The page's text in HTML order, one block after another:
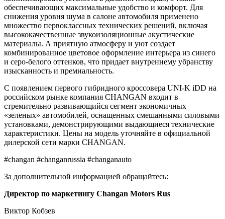
обеспечивающих максимальные удобство и комфорт. Для
снижения уровня шума в салоне автомобиля применено
множество первоклассных технических решений, включая
высококачественные звукоизоляционные акустические
материалы. А приятную атмосферу и уют создает
комбинированное цветовое оформление интерьера из синего
и серо-белого оттенков, что придает внутреннему убранству
изысканность и премиальность.
С появлением первого гибридного кроссовера UNI-K iDD на
российском рынке компания CHANGAN входит в
стремительно развивающийся сегмент экономичных
«зеленых» автомобилей, оснащенных смешанными силовыми
установками, демонстрирующими выдающиеся технические
характеристики. Цены на модель уточняйте в официальной
дилерской сети марки CHANGAN.
#changan #changanrussia #changanauto
За дополнительной информацией обращайтесь:
Директор по маркетингу Changan Motors Rus
Виктор Кобзев